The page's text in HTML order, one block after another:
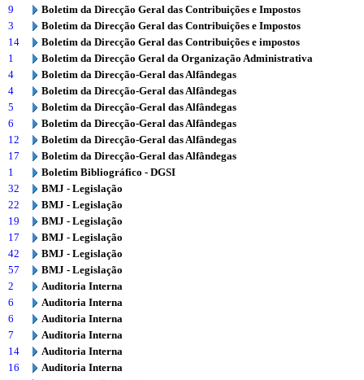
9
Boletim da Direcção Geral das Contribuições e Impostos
3
Boletim da Direcção Geral das Contribuições e Impostos
14
Boletim da Direcção Geral das Contribuições e impostos
1
Boletim da Direcção Geral da Organização Administrativa
4
Boletim da Direcção-Geral das Alfândegas
4
Boletim da Direcção-Geral das Alfândegas
5
Boletim da Direcção-Geral das Alfândegas
6
Boletim da Direcção-Geral das Alfândegas
12
Boletim da Direcção-Geral das Alfândegas
17
Boletim da Direcção-Geral das Alfândegas
1
Boletim Bibliográfico - DGSI
32
BMJ - Legislação
22
BMJ - Legislação
19
BMJ - Legislação
17
BMJ - Legislação
42
BMJ - Legislação
57
BMJ - Legislação
2
Auditoria Interna
6
Auditoria Interna
6
Auditoria Interna
7
Auditoria Interna
14
Auditoria Interna
16
Auditoria Interna